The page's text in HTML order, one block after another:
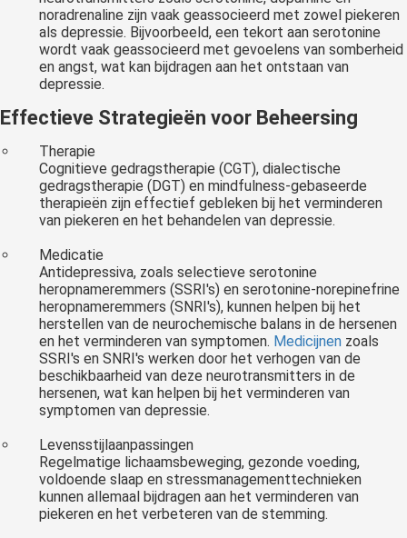
noradrenaline zijn vaak geassocieerd met zowel piekeren
als depressie. Bijvoorbeeld, een tekort aan serotonine
wordt vaak geassocieerd met gevoelens van somberheid
en angst, wat kan bijdragen aan het ontstaan van
depressie.
Effectieve Strategieën voor Beheersing
Therapie
Cognitieve gedragstherapie (CGT), dialectische
gedragstherapie (DGT) en mindfulness-gebaseerde
therapieën zijn effectief gebleken bij het verminderen
van piekeren en het behandelen van depressie.
Medicatie
Antidepressiva, zoals selectieve serotonine
heropnameremmers (SSRI's) en serotonine-norepinefrine
heropnameremmers (SNRI's), kunnen helpen bij het
herstellen van de neurochemische balans in de hersenen
en het verminderen van symptomen. Medicijnen zoals
SSRI's en SNRI's werken door het verhogen van de
beschikbaarheid van deze neurotransmitters in de
hersenen, wat kan helpen bij het verminderen van
symptomen van depressie.
Levensstijlaanpassingen
Regelmatige lichaamsbeweging, gezonde voeding,
voldoende slaap en stressmanagementtechnieken
kunnen allemaal bijdragen aan het verminderen van
piekeren en het verbeteren van de stemming.